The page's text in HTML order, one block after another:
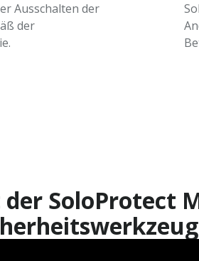
Ausschalten der
der
SoloProtect